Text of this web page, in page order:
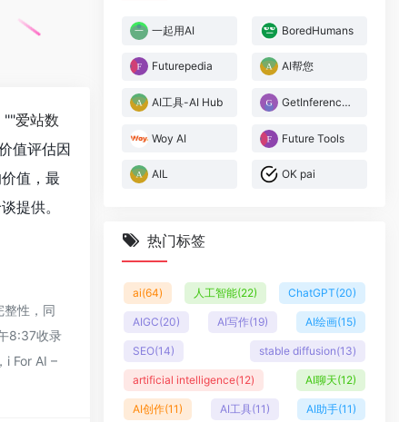
""爱站数
值评估因
值，最
提供。
整性，同
8:37收录
i For AI –
一起用AI BoredHumans
Futurepedia AI帮您
AI工具-AI Hub GetInference AI Radar
Woy AI Future Tools
AIL OK pai
热门标签
ai(64) 人工智能(22) ChatGPT(20)
AIGC(20) AI写作(19) AI绘画(15)
SEO(14) stable diffusion(13)
artificial intelligence(12) AI聊天(12)
AI创作(11) AI工具(11) AI助手(11)